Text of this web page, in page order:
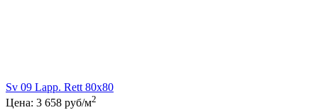
Sv 09 Lapp. Rett 80x80
Цена: 3 658 руб/м2